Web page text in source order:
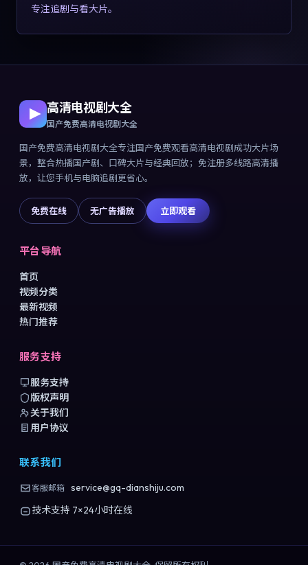
专注追剧与看大片。
高清电视剧大全
国产免费高清电视剧大全
国产免费高清电视剧大全专注国产免费观看高清电视剧成功大片场
景，整合热播国产剧、口碑大片与经典回放；免注册多线路高清播
放，让您手机与电脑追剧更省心。
免费在线 无广告播放 立即观看
平台导航
首页
视频分类
最新视频
热门推荐
服务支持
服务支持
版权声明
关于我们
用户协议
联系我们
客服邮箱 service@gq-dianshiju.com
技术支持 7×24小时在线